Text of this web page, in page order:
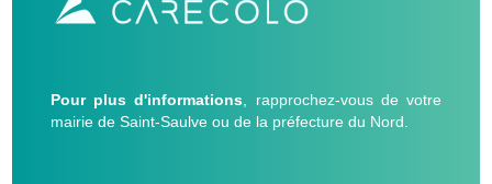
Pour plus d'informations , rapprochez-vous de votre
mairie de Saint-Saulve ou de la préfecture du Nord.